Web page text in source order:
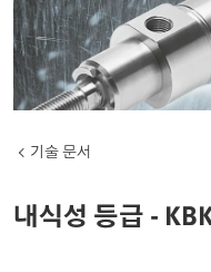
기술 문서
내식성 등급 -